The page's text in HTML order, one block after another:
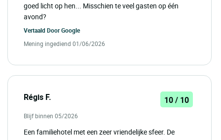
goed licht op hen... Misschien te veel gasten op één
avond?
Vertaald DoorGoogle
Mening ingediend 01/06/2026
Régis F. 10 / 10
Blijf binnen 05/2026
Een familiehotel met een zeer vriendelijke sfeer. De